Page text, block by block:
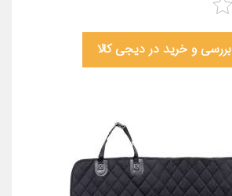
بررسی و خرید در دیجی کالا